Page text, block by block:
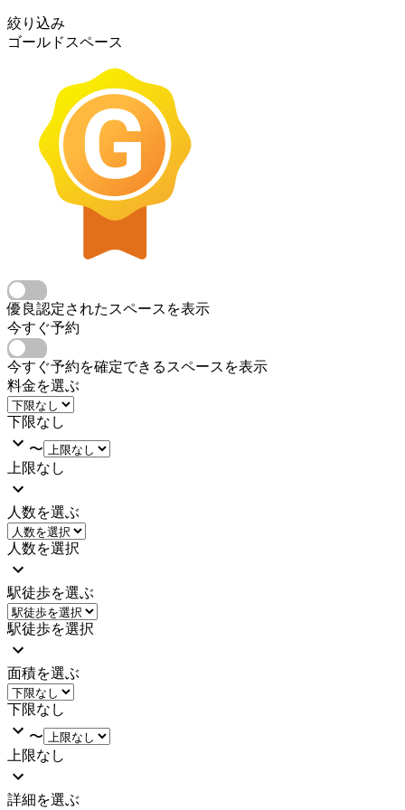
絞り込み
ゴールドスペース
優良認定されたスペースを表示
今すぐ予約
今すぐ予約を確定できるスペースを表示
料金を選ぶ
下限なし
〜
上限なし
人数を選ぶ
人数を選択
駅徒歩を選ぶ
駅徒歩を選択
面積を選ぶ
下限なし
〜
上限なし
詳細を選ぶ